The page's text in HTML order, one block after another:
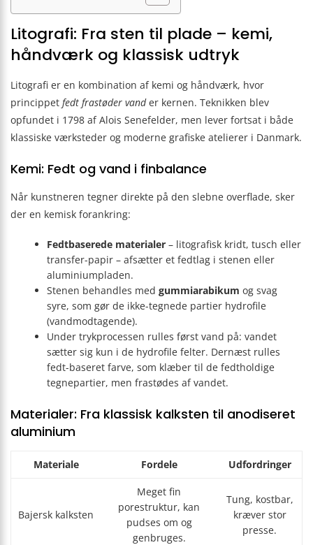
Litografi: Fra sten til plade – kemi,
håndværk og klassisk udtryk
Litografi er en kombination af kemi og håndværk, hvor
princippet fedt frastøder vander kernen. Teknikken blev
opfundet i 1798 af Alois Senefelder, men lever fortsat i både
klassiske værksteder og moderne grafiske atelierer i Danmark.
Kemi: Fedt og vand i finbalance
Når kunstneren tegner direkte på den slebne overflade, sker
der en kemisk forankring:
Fedtbaserede materialer – litografisk kridt, tusch eller
transfer-papir – afsætter et fedtlag i stenen eller
aluminiumpladen.
Stenen behandles medgummiarabikum og svag
syre, som gør de ikke-tegnede partier hydrofile
(vandmodtagende).
Under trykprocessen rulles først vand på: vandet
sætter sig kun i de hydrofile felter. Dernæst rulles
fedt-baseret farve, som klæber til de fedtholdige
tegnepartier, men frastødes af vandet.
Materialer: Fra klassisk kalksten til anodiseret
aluminium
Materiale Fordele Udfordringer
Bajersk kalksten
Meget fin
porestruktur, kan
pudses om og
genbruges.
Tung, kostbar,
kræver stor
presse.